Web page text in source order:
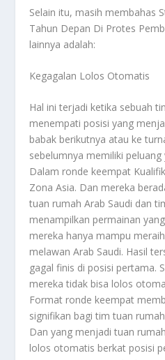
Selain itu, masih membahas
Tahun Depan Di Protes
lainnya adalah:
Kegagalan Lolos Otomatis
Hal ini terjadi ketika sebuah
menempati posisi yang
babak berikutnya atau ke
sebelumnya memiliki peluang
Dalam ronde keempat
Zona Asia. Dan mereka
tuan rumah Arab Saudi dan
menampilkan permainan
mereka hanya mampu
melawan Arab Saudi. Hasil
gagal finis di posisi pertama.
mereka tidak bisa lolos
Format ronde keempat
signifikan bagi tim tuan
Dan yang menjadi tuan
lolos otomatis berkat posisi